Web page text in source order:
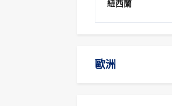
紐西蘭
歐洲